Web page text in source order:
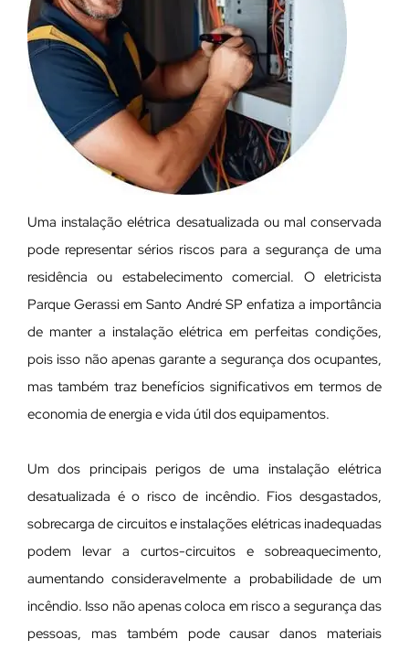
Uma instalação elétrica desatualizada ou mal conservada
pode representar sérios riscos para a segurança de uma
residência ou estabelecimento comercial. O eletricista
Parque Gerassi em Santo André SP enfatiza a importância
de manter a instalação elétrica em perfeitas condições,
pois isso não apenas garante a segurança dos ocupantes,
mas também traz benefícios significativos em termos de
economia de energia e vida útil dos equipamentos.
Um dos principais perigos de uma instalação elétrica
desatualizada é o risco de incêndio. Fios desgastados,
sobrecarga de circuitos e instalações elétricas inadequadas
podem levar a curtos-circuitos e sobreaquecimento,
aumentando consideravelmente a probabilidade de um
incêndio. Isso não apenas coloca em risco a segurança das
pessoas, mas também pode causar danos materiais